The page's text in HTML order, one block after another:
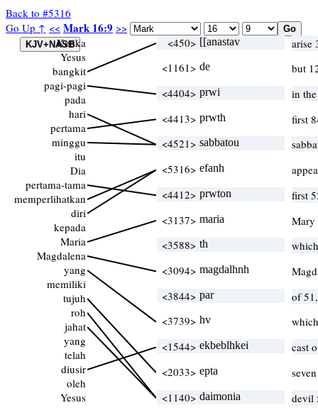
Back to #5316
Go Up ↑ << Mark 16:9 >>
Ketika
Yesus
bangkit
pagi-pagi
pada
hari
pertama
minggu
itu
Dia
pertama-tama
memperlihatkan
diri
kepada
Maria
Magdalena
yang
memiliki
tujuh
roh
jahat
yang
telah
diusir
oleh
Yesus
<450> [[anastav
arise
<1161> de
but
<4404> prwi
in
<4413> prwth
first
<4521> sabbatou
<5316> efanh
<4412> prwton
first
<3137> maria
Mary
<3588> th
<3094> magdalhnh
<3844> par
of
<3739> hv
<1544> ekbeblhkei
cast
<2033> epta
<1140> daimonia devil